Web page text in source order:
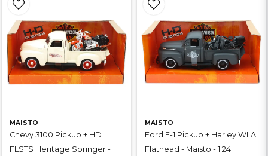
MAISTO
Chevy 3100 Pickup + HD
FLSTS Heritage Springer -
MAISTO
Ford F-1 Pickup + Harley WLA
Flathead - Maisto - 1:24